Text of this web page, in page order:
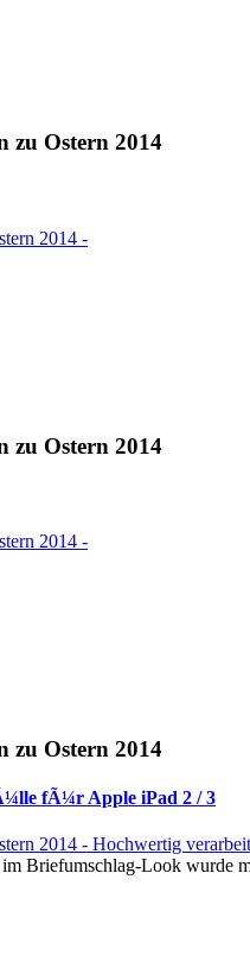
zu Ostern 2014
zu Ostern 2014
zu Ostern 2014
fÃ¼r Apple iPad 2 / 3
Look wurde